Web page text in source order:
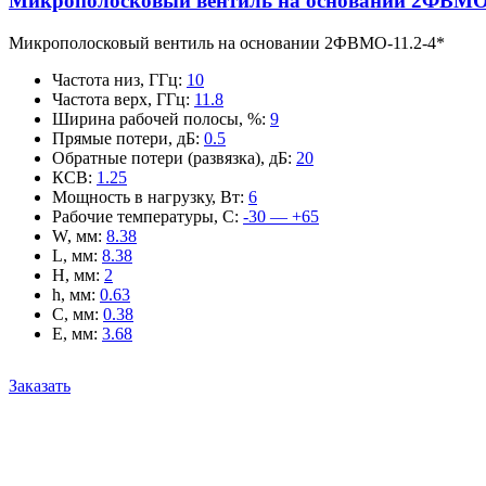
Микрополосковый вентиль на основании 2ФВМO-11.2-4*
Частота низ, ГГц: 10
Частота верх, ГГц: 11.8
Ширина рабочей полосы, %: 9
Прямые потери, дБ: 0.5
Обратные потери (развязка), дБ: 20
КСВ: 1.25
Мощность в нагрузку, Вт: 6
Рабочие температуры, С: -30 — +65
W, мм: 8.38
L, мм: 8.38
H, мм: 2
h, мм: 0.63
C, мм: 0.38
E, мм: 3.68
Заказать